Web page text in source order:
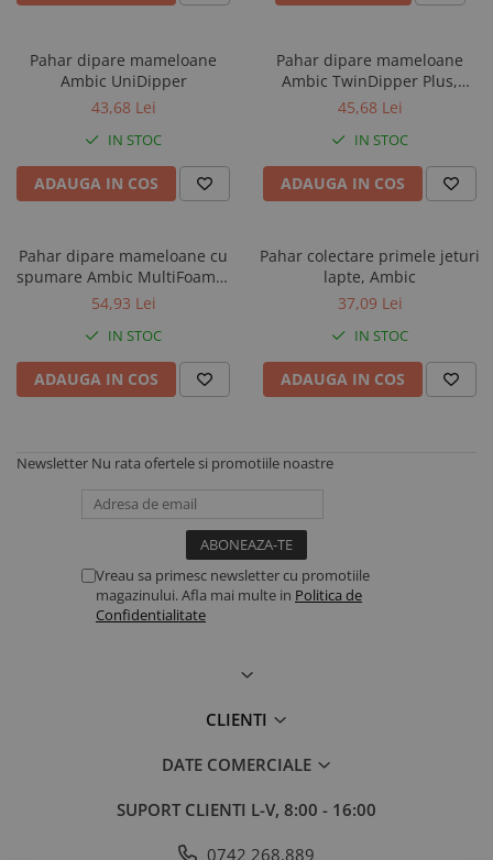
Pahar dipare mameloane
Ambic UniDipper
43,68 Lei
IN STOC
ADAUGA IN COS
Pahar dipare mameloane
Ambic TwinDipper Plus,
AgroMAX
45,68 Lei
IN STOC
ADAUGA IN COS
Pahar dipare mameloane cu
spumare Ambic MultiFoamer
Plus, AgroMAX
54,93 Lei
IN STOC
ADAUGA IN COS
Pahar colectare primele jeturi
lapte, Ambic
37,09 Lei
IN STOC
ADAUGA IN COS
Newsletter Nu rata ofertele si promotiile noastre
Vreau sa primesc newsletter cu promotiile
magazinului. Afla mai multe in Politica de
Confidentialitate
CLIENTI
DATE COMERCIALE
SUPORT CLIENTI L-V, 8:00 - 16:00
0742 268.889